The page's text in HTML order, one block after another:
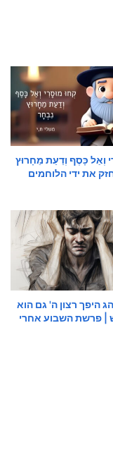
וְאַל כָּסֶף וְדַעַת מֵחָרוּץ
את ידי הלוחמים
היפך רצון ה' גם הוא
| פרשת השבוע אחרי